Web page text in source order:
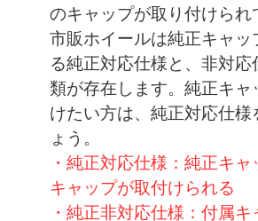
のキャップが取り付けられ
市販ホイールは純正キャッ
る純正対応仕様と、非対応
類が存在します。純正キャ
けたい方は、純正対応仕様
ょう。
・純正対応仕様：純正キ
キャップが取付けられる
・純正非対応仕様：付属